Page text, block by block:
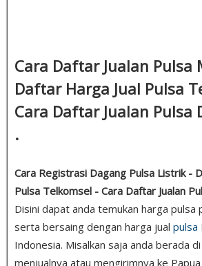
Cara Daftar Jualan Pulsa
Daftar Harga Jual Pulsa
Cara Daftar Jualan Pulsa
.
Cara Registrasi Dagang Pulsa Listrik -
Pulsa Telkomsel - Cara Daftar Jualan
Disini dapat anda temukan harga pulsa
serta bersaing dengan harga jual pulsa
Indonesia. Misalkan saja anda berada
menjualnya atau mengirimnya ke